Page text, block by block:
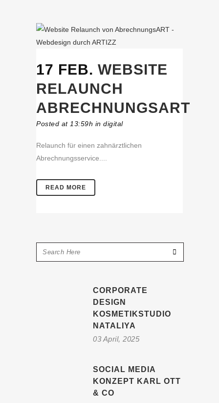
17 FEB. WEBSITE
RELAUNCH
ABRECHNUNGSART
Posted at 13:59h in digital
Relaunch für einen zahnärztlichen
Abrechnungsservice....
READ MORE
CORPORATE
DESIGN
KOSMETIKSTUDIO
NATALIYA
03 April, 2025
SOCIAL MEDIA
KONZEPT KARL OTT
& CO